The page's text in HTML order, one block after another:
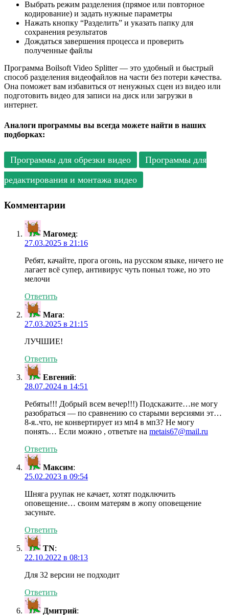
Выбрать режим разделения (прямое или повторное
кодирование) и задать нужные параметры
Нажать кнопку “Разделить” и указать папку для
сохранения результатов
Дождаться завершения процесса и проверить
полученные файлы
Программа Boilsoft Video Splitter — это удобный и быстрый
способ разделения видеофайлов на части без потери качества.
Она поможет вам избавиться от ненужных сцен из видео или
подготовить видео для записи на диск или загрузки в
интернет.
Аналоги программы вы всегда можете найти в наших
подборках:
Программы для обрезки видео
Программы для
редактирования и монтажа видео
Комментарии
Магомед:
27.03.2025 в 21:16
Ребят, качайте, прога огонь, на русском языке, ничего не
лагает всё супер, антивирус чуть поныл тоже, но это
мелочи
Ответить
Мага:
27.03.2025 в 21:15
ЛУЧШИЕ!
Ответить
Евгений:
28.07.2024 в 14:51
Ребяты!!! Добрый всем вечер!!!) Подскажите…не могу
разобраться — по сравнению со старыми версиями эт…
8-я..что, не конвертирует из мп4 в мп3? Не могу
понять… Если можно , ответьте на metais67@mail.ru
Ответить
Максим:
25.02.2023 в 09:54
Шняга руупак не качает, хотят подключить
оповещение… своим матерям в жопу оповещение
засуньте.
Ответить
TN:
22.10.2022 в 08:13
Для 32 версии не подходит
Ответить
Дмитрий: